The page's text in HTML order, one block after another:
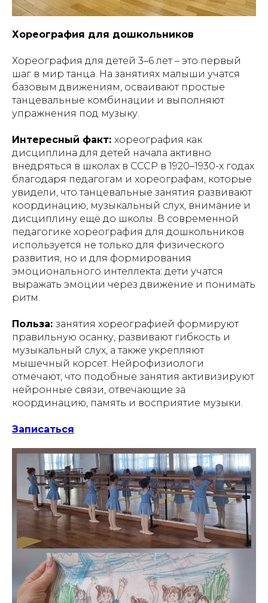
Хореография для дошкольников
Хореография для детей 3–6 лет – это первый
шаг в мир танца. На занятиях малыши учатся
базовым движениям, осваивают простые
танцевальные комбинации и выполняют
упражнения под музыку.
Интересный факт: хореография как
дисциплина для детей начала активно
внедряться в школах в СССР в 1920–1930-х годах
благодаря педагогам и хореографам, которые
увидели, что танцевальные занятия развивают
координацию, музыкальный слух, внимание и
дисциплину ещё до школы. В современной
педагогике хореография для дошкольников
используется не только для физического
развития, но и для формирования
эмоционального интеллекта: дети учатся
выражать эмоции через движение и понимать
ритм.
Польза: занятия хореографией формируют
правильную осанку, развивают гибкость и
музыкальный слух, а также укрепляют
мышечный корсет. Нейрофизиологи
отмечают, что подобные занятия активизируют
нейронные связи, отвечающие за
координацию, память и восприятие музыки.
Записаться